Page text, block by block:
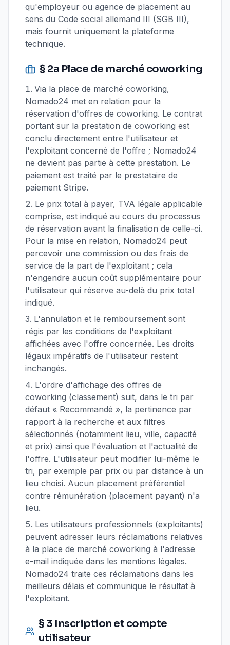
qu'employeur ou agence de placement au
sens du Code social allemand III (SGB III),
mais fournit uniquement la plateforme
technique.
§ 2a Place de marché coworking
Via la place de marché coworking,
Nomado24 met en relation pour la
réservation d'offres de coworking. Le contrat
portant sur la prestation de coworking est
conclu directement entre l'utilisateur et
l'exploitant concerné de l'offre ; Nomado24
ne devient pas partie à cette prestation. Le
paiement est traité par le prestataire de
paiement Stripe.
Le prix total à payer, TVA légale applicable
comprise, est indiqué au cours du processus
de réservation avant la finalisation de celle-ci.
Pour la mise en relation, Nomado24 peut
percevoir une commission ou des frais de
service de la part de l'exploitant ; cela
n'engendre aucun coût supplémentaire pour
l'utilisateur qui réserve au-delà du prix total
indiqué.
L'annulation et le remboursement sont
régis par les conditions de l'exploitant
affichées avec l'offre concernée. Les droits
légaux impératifs de l'utilisateur restent
inchangés.
L'ordre d'affichage des offres de
coworking (classement) suit, dans le tri par
défaut « Recommandé », la pertinence par
rapport à la recherche et aux filtres
sélectionnés (notamment lieu, ville, capacité
et prix) ainsi que l'évaluation et l'actualité de
l'offre. L'utilisateur peut modifier lui-même le
tri, par exemple par prix ou par distance à un
lieu choisi. Aucun placement préférentiel
contre rémunération (placement payant) n'a
lieu.
Les utilisateurs professionnels (exploitants)
peuvent adresser leurs réclamations relatives
à la place de marché coworking à l'adresse
e-mail indiquée dans les mentions légales.
Nomado24 traite ces réclamations dans les
meilleurs délais et communique le résultat à
l'exploitant.
§ 3 Inscription et compte
utilisateur